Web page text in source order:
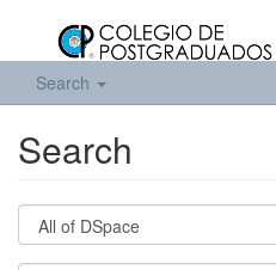
Search
Search